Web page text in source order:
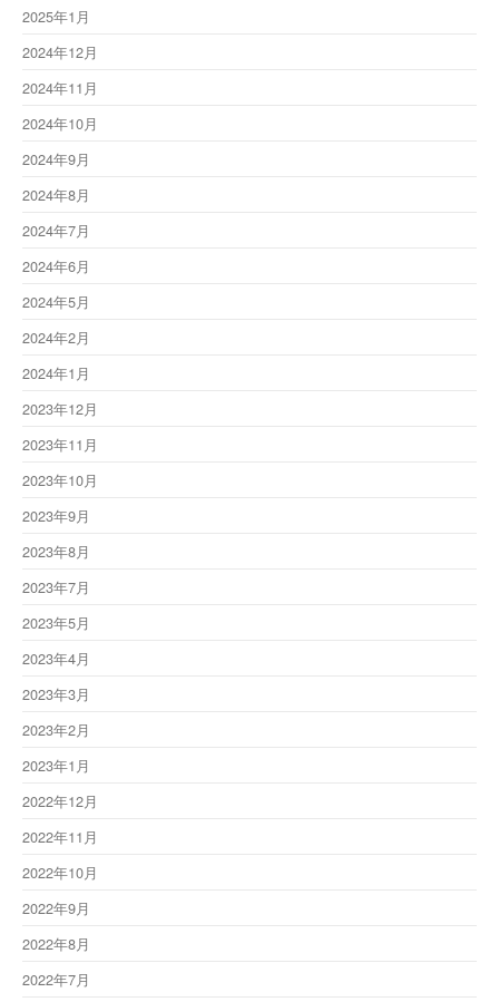
2025年1月
2024年12月
2024年11月
2024年10月
2024年9月
2024年8月
2024年7月
2024年6月
2024年5月
2024年2月
2024年1月
2023年12月
2023年11月
2023年10月
2023年9月
2023年8月
2023年7月
2023年5月
2023年4月
2023年3月
2023年2月
2023年1月
2022年12月
2022年11月
2022年10月
2022年9月
2022年8月
2022年7月